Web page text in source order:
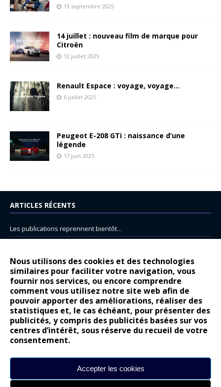
Nous utilisons des cookies et des technologies
similaires pour faciliter votre navigation, vous
fournir nos services, ou encore comprendre
comment vous utilisez notre site web afin de
pouvoir apporter des améliorations, réaliser des
statistiques et, le cas échéant, pour présenter des
publicités, y compris des publicités basées sur vos
centres d’intérêt, sous réserve du recueil de votre
consentement.
Accepter les cookies
13 septembre 2025
14 juillet : nouveau film de marque pour
Citroën
12 juillet 2025
Renault Espace : voyage, voyage…
6 juillet 2025
Peugeot E-208 GTi : naissance d’une
légende
17 juin 2025
ARTICLES RÉCENTS
Les publications reprennent bientôt…
14 juillet : nouveau film de marque pour Citroën
Renault Espace : voyage, voyage…
Peugeot E-208 GTi : naissance d’une légende
COMMENTAIRES RÉCENTS
Bernard DardartdansDacia Sandero : pour les gens vrais
Alpine A290 : L’irrésistible attraction de la légèreté
leroydansLancia Ypsilon : naturellement envoûtante ?